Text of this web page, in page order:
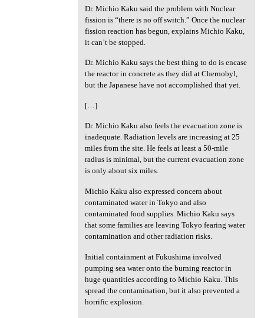
Dr. Michio Kaku said the problem with Nuclear
fission is “there is no off switch.” Once the nuclear
fission reaction has begun, explains Michio Kaku,
it can’t be stopped.
Dr. Michio Kaku says the best thing to do is encase
the reactor in concrete as they did at Chernobyl,
but the Japanese have not accomplished that yet.
[…]
Dr. Michio Kaku also feels the evacuation zone is
inadequate. Radiation levels are increasing at 25
miles from the site. He feels at least a 50-mile
radius is minimal, but the current evacuation zone
is only about six miles.
Michio Kaku also expressed concern about
contaminated water in Tokyo and also
contaminated food supplies. Michio Kaku says
that some families are leaving Tokyo fearing water
contamination and other radiation risks.
Initial containment at Fukushima involved
pumping sea water onto the burning reactor in
huge quantities according to Michio Kaku. This
spread the contamination, but it also prevented a
horrific explosion.